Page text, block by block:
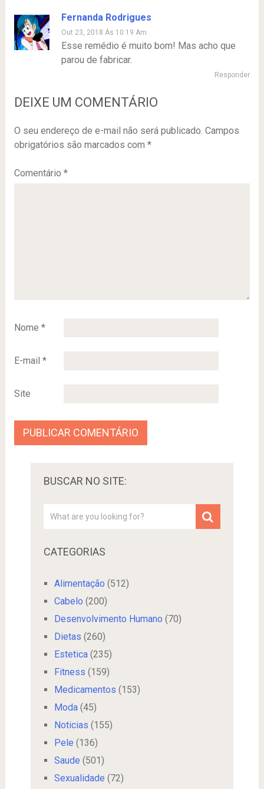
Fernanda Rodrigues
Out 23, 2018 Às 10:19 Am
Esse remédio é muito bom! Mas acho que
parou de fabricar.
Responder
DEIXE UM COMENTÁRIO
O seu endereço de e-mail não será publicado. Campos
obrigatórios são marcados com *
Comentário *
Nome *
E-mail *
Site
BUSCAR NO SITE:
CATEGORIAS
Alimentação (512)
Cabelo (200)
Desenvolvimento Humano (70)
Dietas (260)
Estetica(235)
Fitness (159)
Medicamentos (153)
Moda(45)
Noticias (155)
Pele (136)
Saude (501)
Sexualidade (72)